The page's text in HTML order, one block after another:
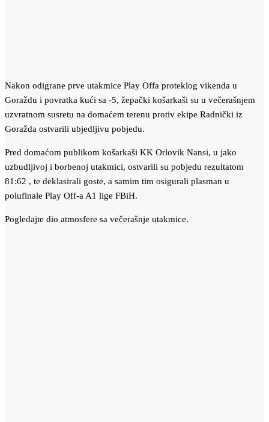
Nakon odigrane prve utakmice Play Offa proteklog vikenda u
Goraždu i povratka kući sa -5, žepački košarkaši su u večerašnjem
uzvratnom susretu na domaćem terenu protiv ekipe Radnički iz
Goražda ostvarili ubjedljivu pobjedu.
Pred domaćom publikom košarkaši KK Orlovik Nansi, u jako
uzbudljivoj i borbenoj utakmici, ostvarili su pobjedu rezultatom
81:62 , te deklasirali goste, a samim tim osigurali plasman u
polufinale Play Off-a A1 lige FBiH.
Pogledajte dio atmosfere sa večerašnje utakmice.